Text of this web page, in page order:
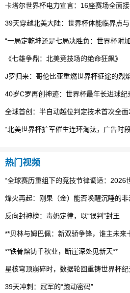
卡塔尔世界杯电力宣言：16座赛场全面
39天穿越北美大陆：世界杯体能临界点
“一局定乾坤还是七局决胜负：世界杯附
《七雄争鼎：北美竞技场的绝命狂飙》
J罗归来：哥伦比亚重燃世界杯征途的烈
40岁C罗再创神迹：世界杯最年长进球纪
全球首创：半自动越位判定技术首次全
“北美世界杯扩军催生连环淘汰，广告时
热门视频
烽火再起：刚果（金）能否唤醒沉睡的非
反向封神榜：毒奶定律，以“误判”封王
**贝林与姆巴佩：新双骄争锋，谁主未来
**铁骨熔铸千秋业，断崖深处见新天**
星核穹顶崩碎时，数据轮回重铸世界杯纪
39天冲刺：冠军的“跑动密码”